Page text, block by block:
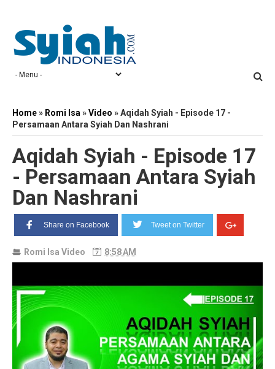
Home» Romi Isa »Video »Aqidah Syiah - Episode 17 -
Persamaan Antara Syiah Dan Nashrani
Aqidah Syiah - Episode 17
- Persamaan Antara Syiah
Dan Nashrani
Share on Facebook Tweet on Twitter
Romi Isa Video 8:58 AM